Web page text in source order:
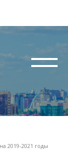
2019-2021 годы